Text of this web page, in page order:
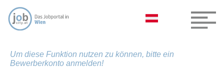
Um diese Funktion nutzen zu können, bitte ein
Bewerberkonto anmelden!